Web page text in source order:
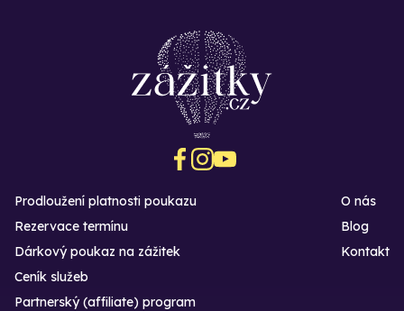
Prodloužení platnosti poukazu
Rezervace termínu
Dárkový poukaz na zážitek
O nás
Blog
Kontakt
Ceník služeb
Partnerský (affiliate) program